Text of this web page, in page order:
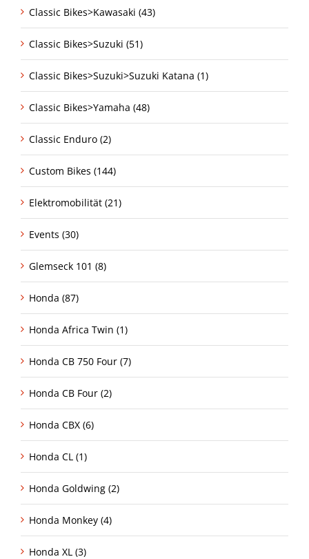
Classic Bikes>Kawasaki (43)
Classic Bikes>Suzuki (51)
Classic Bikes>Suzuki>Suzuki Katana (1)
Classic Bikes>Yamaha (48)
Classic Enduro (2)
Custom Bikes (144)
Elektromobilität (21)
Events (30)
Glemseck 101 (8)
Honda (87)
Honda Africa Twin (1)
Honda CB 750 Four (7)
Honda CB Four (2)
Honda CBX (6)
Honda CL (1)
Honda Goldwing (2)
Honda Monkey (4)
Honda XL (3)